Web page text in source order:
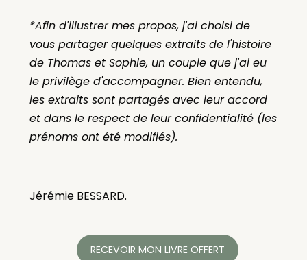
*Afin d'illustrer mes propos, j'ai choisi de
vous partager quelques extraits de l'histoire
de Thomas et Sophie, un couple que j'ai eu
le privilège d'accompagner. Bien entendu,
les extraits sont partagés avec leur accord
et dans le respect de leur confidentialité (les
prénoms ont été modifiés).
Jérémie BESSARD.
RECEVOIR MON LIVRE OFFERT